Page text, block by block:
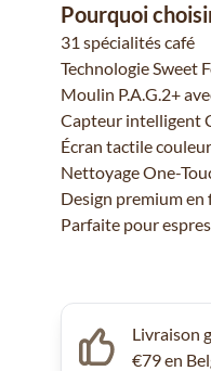
Pourquoi
31 spécialités café
Technologie Sweet
Moulin P.A.G.2+
Capteur intelligent
Écran tactile
Nettoyage One-
Design premium
Parfaite pour
Livraison
€79 en